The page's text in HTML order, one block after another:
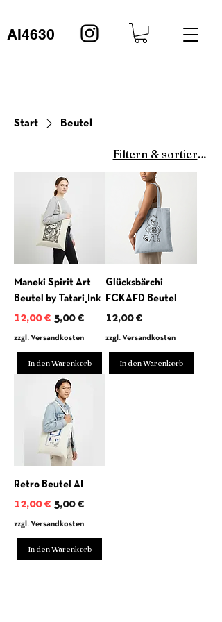
AI4630
Start Beutel
Filtern & sortieren
Maneki Spirit Art
Beutel by Tatari_Ink
Standardpreis
12,00 € Sale-Preis
5,00 €
zzgl. Versandkosten
In den Warenkorb
Glücksbärchi
FCKAFD Beutel
Preis
12,00 €
zzgl. Versandkosten
In den Warenkorb
Retro Beutel AI
Standardpreis
12,00 € Sale-Preis
5,00 €
zzgl. Versandkosten
In den Warenkorb